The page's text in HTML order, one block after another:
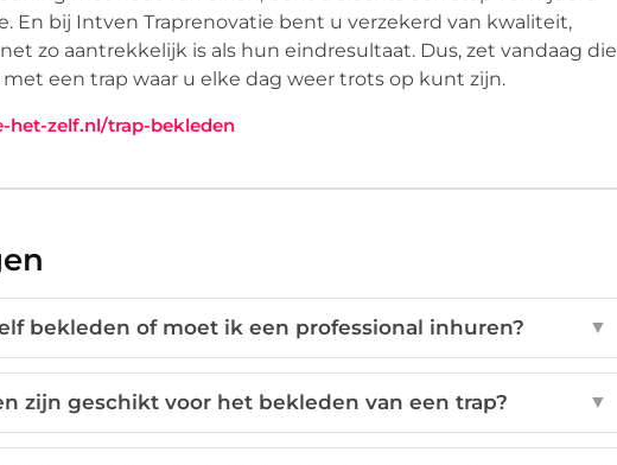
En bij Intven Traprenovatie bent u verzekerd van kwaliteit,
zo aantrekkelijk is als hun eindresultaat. Dus, zet vandaag die
een trap waar u elke dag weer trots op kunt zijn.
zelf.nl/trap-bekleden
bekleden of moet ik een professional inhuren? ▼
zijn geschikt voor het bekleden van een trap? ▼